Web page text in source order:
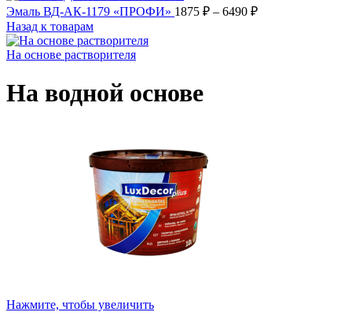
Эмаль ВД-АК-1179 «ПРОФИ» 1875 ₽ – 6490 ₽Диапазон
Назад к товарам
На основе растворителя
На водной основе
Нажмите, чтобы увеличить